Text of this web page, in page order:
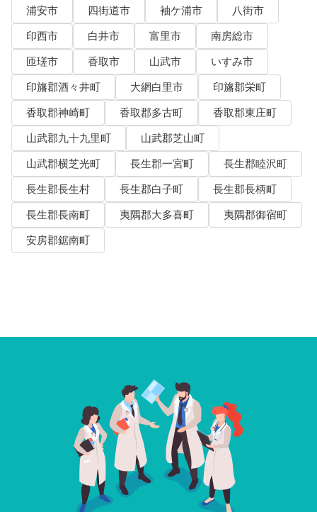
浦安市
四街道市 袖ケ浦市
八街市
印西市
白井市 富里市
南房総市
匝瑳市
香取市 山武市
いすみ市
印旛郡酒々井町
大網白里市
印旛郡栄町
香取郡神崎町
香取郡多古町
香取郡東庄町
山武郡九十九里町
山武郡芝山町
山武郡横芝光町
長生郡一宮町
長生郡睦沢町
長生郡長生村
長生郡白子町
長生郡長柄町
長生郡長南町
夷隅郡大多喜町
夷隅郡御宿町
安房郡鋸南町